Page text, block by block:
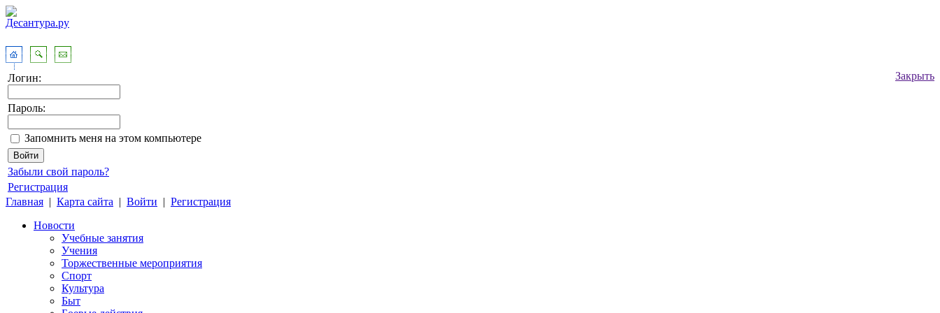
Закрыть
Логин:
Пароль:
Запомнить меня на этом компьютере
Забыли свой пароль?
Регистрация
Главная | Карта сайта | Войти | Регистрация
Новости
Учебные занятия
Учения
Торжественные мероприятия
Спорт
Культура
Быт